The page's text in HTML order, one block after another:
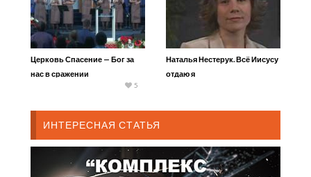
Церковь Спасение — Бог за
нас в сражении
5
Наталья Нестерук. Всё Иисусу
отдаю я
ИНТЕРЕСНАЯ СТАТЬЯ